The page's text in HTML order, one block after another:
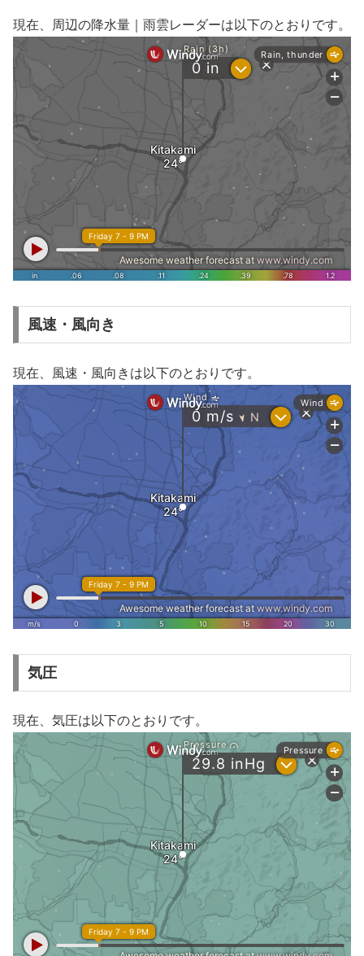
現在、周辺の降水量｜雨雲レーダーは以下のとおりです。
風速・風向き
現在、風速・風向きは以下のとおりです。
気圧
現在、気圧は以下のとおりです。